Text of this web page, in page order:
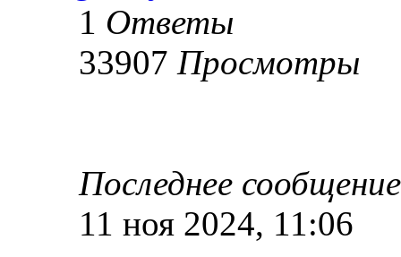
1 Ответы
33907 Просмотры
Последнее
11 ноя 2024, 11:06